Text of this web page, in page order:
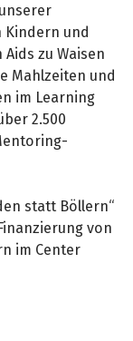
und
zu Waisen
Mahlzeiten und
im Learning
2.500
statt Böllern“
von
im Center